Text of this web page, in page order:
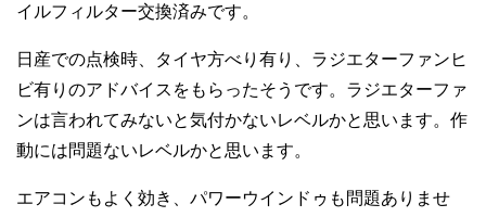
イルフィルター交換済みです。
日産での点検時、タイヤ方べり有り、ラジエターファンヒ
ビ有りのアドバイスをもらったそうです。ラジエターファ
ンは言われてみないと気付かないレベルかと思います。作
動には問題ないレベルかと思います。
エアコンもよく効き、パワーウインドゥも問題ありませ